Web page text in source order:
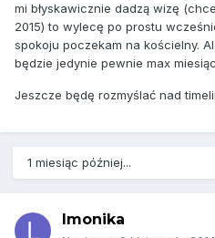
mi błyskawicznie dadzą wizę
2015) to wylecę po prostu
spokoju poczekam na kościelny.
będzie jedynie pewnie max
Jeszcze będę rozmyślać nad
1 miesiąc później...
lmonika